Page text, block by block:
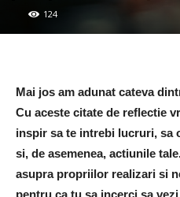
124
Mai jos am adunat cateva
Cu aceste citate de reflectie
inspir sa te intrebi lucruri, sa
si, de asemenea, actiunile
asupra propriilor realizari si
pentru ca tu sa incerci sa